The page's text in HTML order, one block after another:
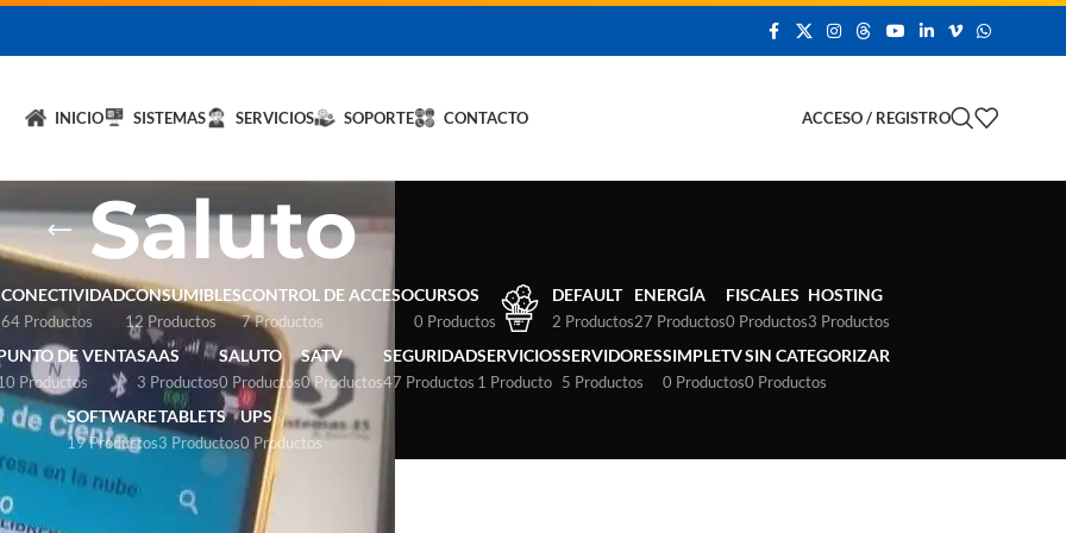
INICIO SISTEMAS SERVICIOS SOPORTE CONTACTO ACCESO / REGISTRO
Saluto
CONECTIVIDAD
64 Productos
CONSUMIBLES
12 Productos
CONTROL DE ACCESO
7 Productos
CURSOS
0 Productos
DEFAULT
2 Productos
ENERGÍA
27 Productos
FISCALES
0 Productos
HOSTING
3 Productos
DE VENTA
Productos
SAAS
3 Productos
SALUTO
0 Productos
SATV
0 Productos
SEGURIDAD
47 Productos
SERVICIOS
1 Producto
SERVIDORES
5 Productos
SIMPLETV
0 Productos
SIN CATEGORIZAR
0 Productos
SOFTWARE
19 Productos
TABLETS
3 Productos
UPS
0 Productos